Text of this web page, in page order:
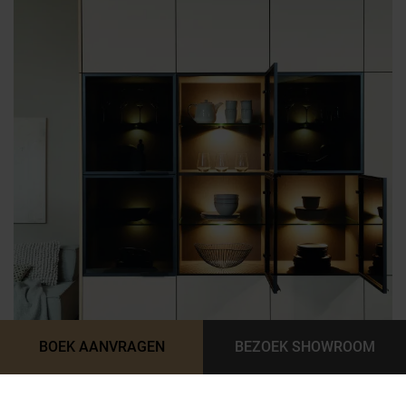
BEZOEK ONZE SHOWROOM
KEUKENBOEK AANVRAGEN
BOEK AANVRAGEN BEZOEK SHOWROOM